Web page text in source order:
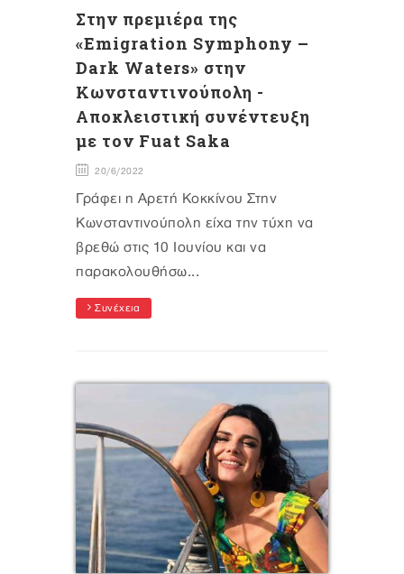
Στην πρεμιέρα της
«Emigration Symphony –
Dark Waters» στην
Κωνσταντινούπολη -
Αποκλειστική συνέντευξη
με τον Fuat Saka
20/6/2022
Γράφει η Αρετή Κοκκίνου Στην
Κωνσταντινούπολη είχα την τύχη να
βρεθώ στις 10 Ιουνίου και να
παρακολουθήσω...
Συνέχεια